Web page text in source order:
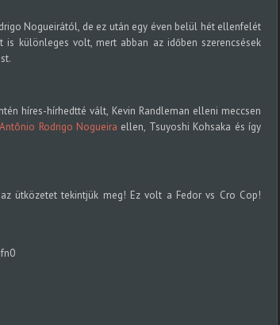
Nogueirától, de ez után egy éven belül hét ellenfelét
különleges volt, mert abban az időben szerencsések
híres-hírhedtté vált, Kevin Randleman elleni meccsen
Antônio Rodrigo Nogueira ellen, Tsuyoshi Kohsaka és így
ütközetet tekintjük meg! Ez volt a Fedor vs Cro Cop!